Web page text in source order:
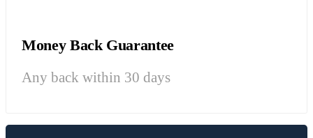
Money Back Guarantee
Any back within 30 days